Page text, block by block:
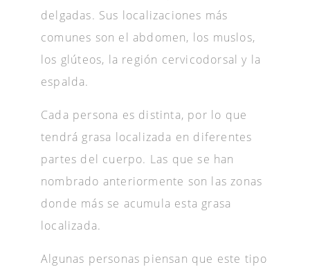
delgadas. Sus localizaciones más
comunes son el abdomen, los muslos,
los glúteos, la región cervicodorsal y la
espalda.
Cada persona es distinta, por lo que
tendrá grasa localizada en diferentes
partes del cuerpo. Las que se han
nombrado anteriormente son las zonas
donde más se acumula esta grasa
localizada.
Algunas personas piensan que este tipo